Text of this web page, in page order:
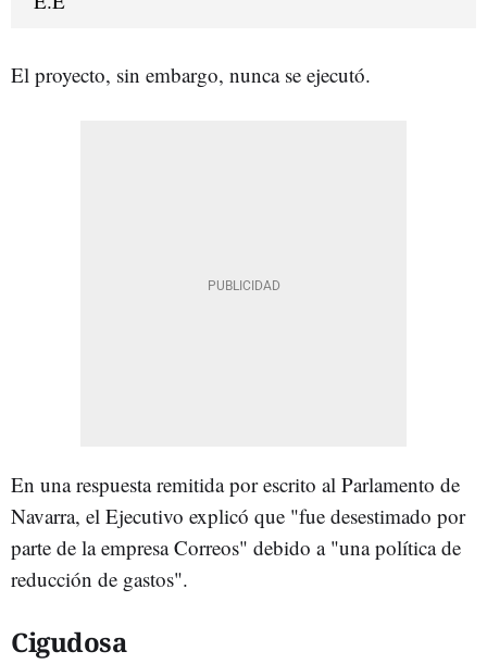
El proyecto, sin embargo, nunca se ejecutó.
En una respuesta remitida por escrito al Parlamento de
Navarra, el Ejecutivo explicó que "fue desestimado por
parte de la empresa Correos" debido a "una política de
reducción de gastos".
Cigudosa